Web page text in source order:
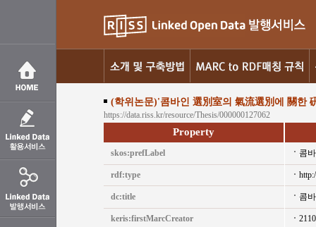
(학위논문)'콤바인 選別室의 氣流選別에 關한
https://data.riss.kr/resource/Thesis/000000127062
Property
skos:prefLabel 콤
rdf:type
dc:title 콤
keris:firstMarcCreator